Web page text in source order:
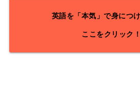
英語を「本気」で身につ
ここをクリック！